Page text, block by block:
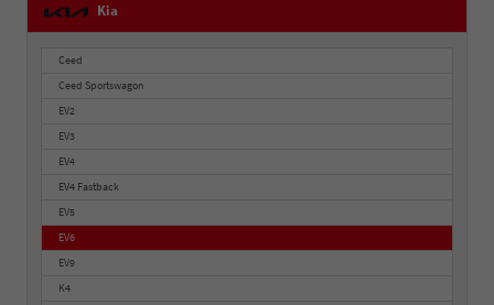
Kia
Ceed
Ceed Sportswagon
EV2
EV3
EV4
EV4 Fastback
EV5
EV6
EV9
K4